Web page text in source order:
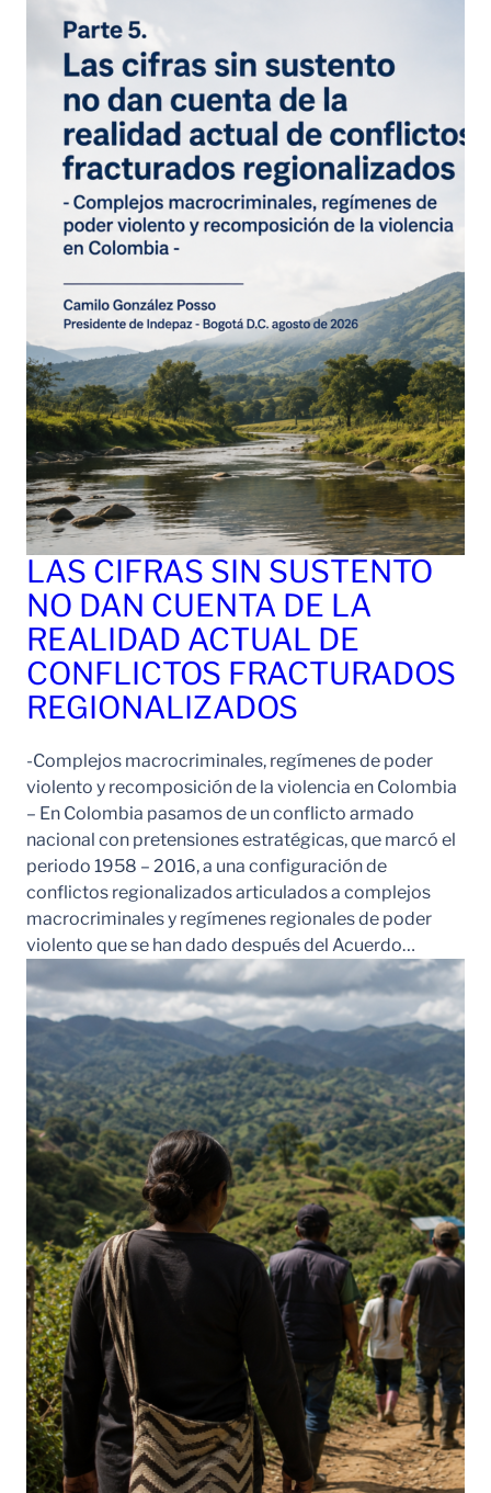
LAS CIFRAS SIN SUSTENTO
NO DAN CUENTA DE LA
REALIDAD ACTUAL DE
CONFLICTOS FRACTURADOS
REGIONALIZADOS
-Complejos macrocriminales, regímenes de poder
violento y recomposición de la violencia en Colombia
– En Colombia pasamos de un conflicto armado
nacional con pretensiones estratégicas, que marcó el
periodo 1958 – 2016, a una configuración de
conflictos regionalizados articulados a complejos
macrocriminales y regímenes regionales de poder
violento que se han dado después del Acuerdo…